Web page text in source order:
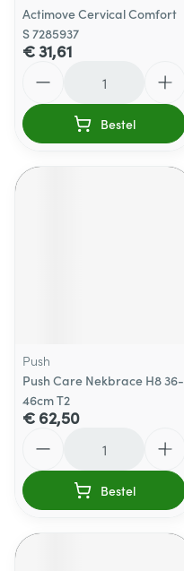
Actimove Cervical Comfort
S 7285937
€ 31,61
Bestel
Push
Push Care Nekbrace H8 36-
46cm T2
€ 62,50
Bestel